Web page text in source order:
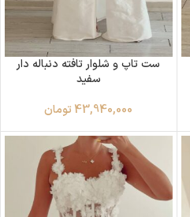
ست تاپ و شلوار تافته دنباله دار
سفید
43,940,000 تومان